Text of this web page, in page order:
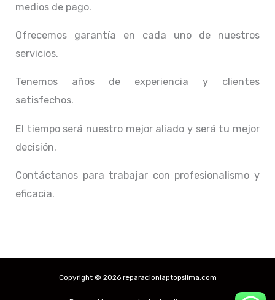
medios de pago.
Ofrecemos garantía en cada uno de nuestros
servicios.
Tenemos años de experiencia y clientes
satisfechos.
El tiempo será nuestro mejor aliado y será tu mejor
decisión.
Contáctanos para trabajar con profesionalismo y
eficacia.
Copyright © 2026 reparacionlaptopslima.com